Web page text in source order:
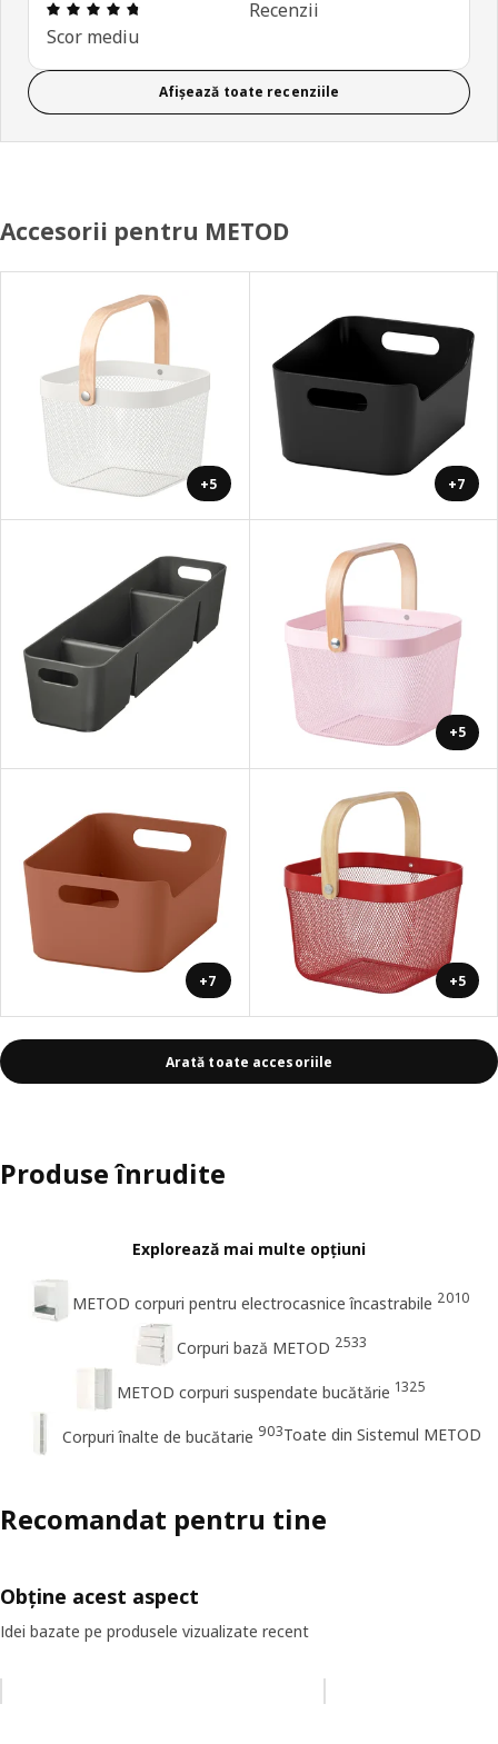
Prezentare generală: 4.7 din 5 stele Total
Scor mediu
Recenzii
Afișează toate recenziile
Accesorii pentru METOD
+5 +7
+5
+7 +5
Arată toate accesoriile
Produse înrudite
Explorează mai multe opțiuni
METOD corpuri pentru electrocasnice încastrabile 2010
Corpuri bază METOD 2533
METOD corpuri suspendate bucătărie 1325
Corpuri înalte de bucătarie 903Toate din Sistemul METOD
Recomandat pentru tine
Obține acest aspect
Idei bazate pe produsele vizualizate recent